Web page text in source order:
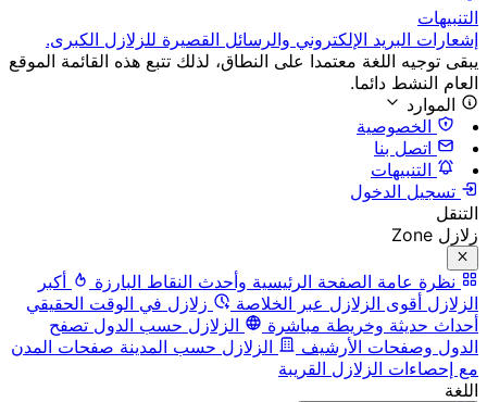
التنبيهات
إشعارات البريد الإلكتروني والرسائل القصيرة للزلازل الكبرى.
يبقى توجيه اللغة معتمدا على النطاق، لذلك تتبع هذه القائمة الموقع
العام النشط دائما.
الموارد
الخصوصية
اتصل بنا
التنبيهات
تسجيل الدخول
التنقل
زلازل Zone
نظرة عامة الصفحة الرئيسية وأحدث النقاط البارزة
أكبر
الزلازل أقوى الزلازل عبر الخلاصة
زلازل في الوقت الحقيقي
أحداث حديثة وخريطة مباشرة
الزلازل حسب الدول تصفح
الدول وصفحات الأرشيف
الزلازل حسب المدينة صفحات المدن
مع إحصاءات الزلازل القريبة
اللغة